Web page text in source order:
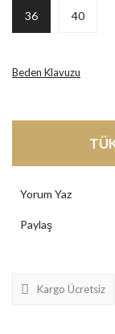
36 40
Beden Klavuzu
Yorum Yaz
Paylaş
Kargo Ücretsiz